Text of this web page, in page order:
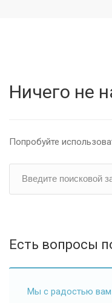
Ничего не
Попробуйте
Есть вопросы
Мы с радостью